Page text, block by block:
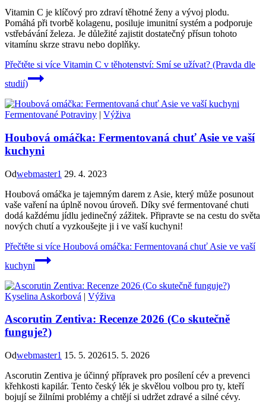
Vitamin C je klíčový pro zdraví těhotné ženy a vývoj plodu.
Pomáhá při tvorbě kolagenu, posiluje imunitní systém a podporuje
vstřebávání železa. Je důležité zajistit dostatečný přísun tohoto
vitamínu skrze stravu nebo doplňky.
Přečtěte si více Vitamin C v těhotenství: Smí se užívat? (Pravda dle
studií)
Fermentované Potraviny | Výživa
Houbová omáčka: Fermentovaná chuť Asie ve vaší
kuchyni
Odwebmaster1 29. 4. 2023
Houbová omáčka je tajemným darem z Asie, který může posunout
vaše vaření na úplně novou úroveň. Díky své fermentované chuti
dodá každému jídlu jedinečný zážitek. Připravte se na cestu do světa
nových chutí a vyzkoušejte ji i ve vaší kuchyni!
Přečtěte si více Houbová omáčka: Fermentovaná chuť Asie ve vaší
kuchyni
Kyselina Askorbová | Výživa
Ascorutin Zentiva: Recenze 2026 (Co skutečně
funguje?)
Odwebmaster1 15. 5. 202615. 5. 2026
Ascorutin Zentiva je účinný přípravek pro posílení cév a prevenci
křehkosti kapilár. Tento český lék je skvělou volbou pro ty, kteří
bojují se žilními problémy a chtějí si udržet zdravé a silné cévy.